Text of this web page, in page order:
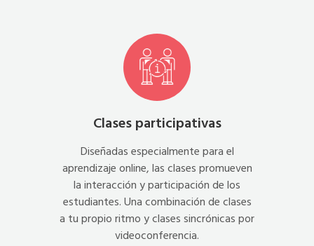
Clases participativas
Diseñadas especialmente para el
aprendizaje online, las clases promueven
la interacción y participación de los
estudiantes. Una combinación de clases
a tu propio ritmo y clases sincrónicas por
videoconferencia.